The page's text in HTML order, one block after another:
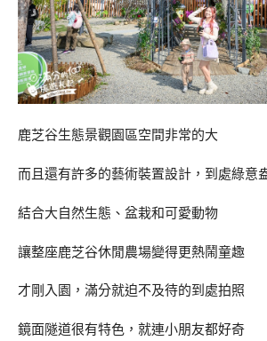
鹿芝谷生態景觀園區空間非常的大
而且還有許多的藝術裝置設計，到處綠意
結合大自然生態、盆栽和可愛動物
讓整座鹿芝谷休閒農場變得更熱鬧童趣
才剛入園，滿分就迫不及待的到處拍照
鏡面隧道很有特色，就連小朋友都好奇